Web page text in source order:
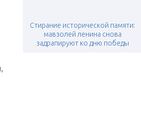
Стирание исторической памяти:
мавзолей ленина снова
задрапируют ко дню победы